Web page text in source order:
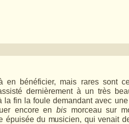
en bénéficier, mais rares sont
dernièrement à un très
la fin la foule demandant avec
encore en bis morceau sur
épuisée du musicien, qui venait